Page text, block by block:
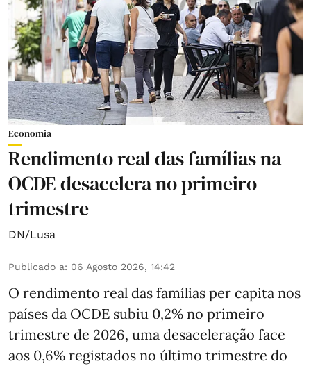
Economia
Rendimento real das famílias na
OCDE desacelera no primeiro
trimestre
DN/Lusa
Publicado a: 06 Agosto 2026, 14:42
O rendimento real das famílias per capita nos
países da OCDE subiu 0,2% no primeiro
trimestre de 2026, uma desaceleração face
aos 0,6% registados no último trimestre do